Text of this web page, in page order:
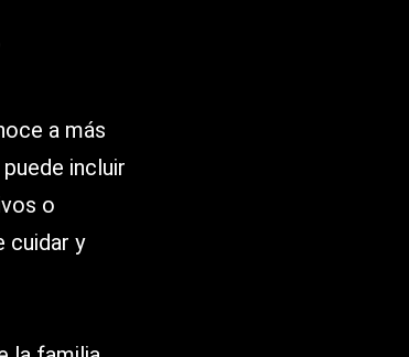
a más
incluir
o
cuidar y